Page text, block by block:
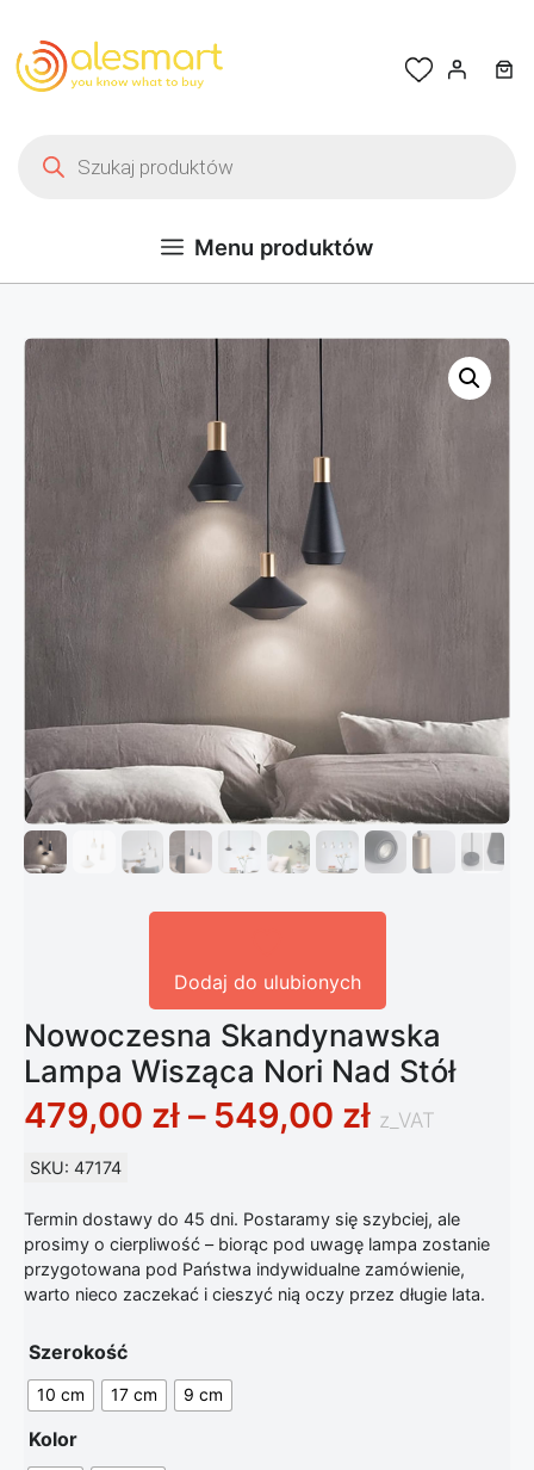
Menu produktów
Dodaj do ulubionych
Nowoczesna Skandynawska
Lampa Wisząca Nori Nad Stół
479,00 zł – 549,00 złZakres
z_VAT
SKU: 47174
Termin dostawy do 45 dni. Postaramy się szybciej, ale
prosimy o cierpliwość – biorąc pod uwagę lampa zostanie
przygotowana pod Państwa indywidualne zamówienie,
warto nieco zaczekać i cieszyć nią oczy przez długie lata.
Szerokość
10 cm 17 cm 9 cm
Kolor